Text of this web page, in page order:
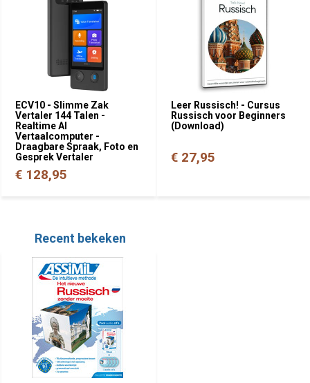
ECV10 - Slimme Zak
Vertaler 144 Talen -
Realtime AI
Vertaalcomputer -
Draagbare Spraak, Foto en
Gesprek Vertaler
€ 128,95
Leer Russisch! - Cursus
Russisch voor Beginners
(Download)
€ 27,95
Recent bekeken